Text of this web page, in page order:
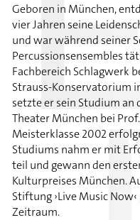
Geboren in München,
vier Jahren seine
und war während seiner
Percussionsensembles
Fachbereich Schlagwerk
Strauss-Konservatorium
setzte er sein Studium
Theater München bei
Meisterklasse 2002
Studiums nahm er mit
teil und gewann den
Kulturpreises München.
Stiftung ›Live Music
Zeitraum.